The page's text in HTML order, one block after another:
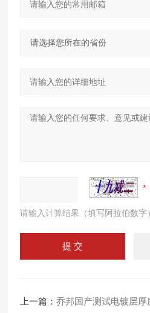
请输入计算结果（填写阿拉伯数字
上一篇：乔邦国产测试电镀层厚